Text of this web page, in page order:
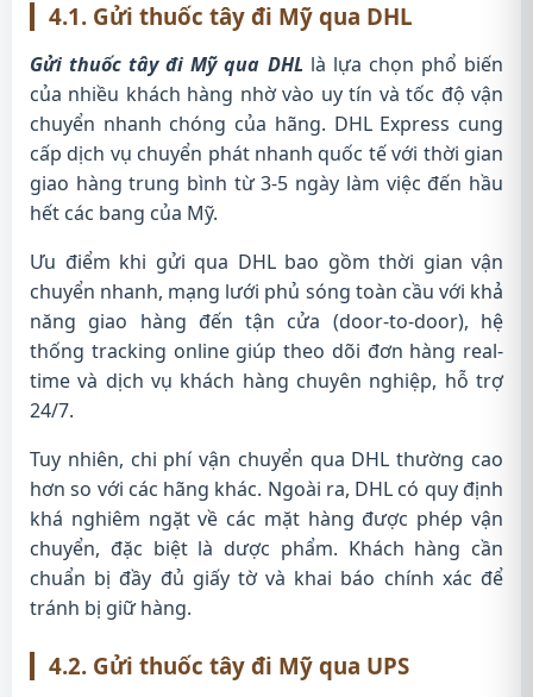
4.1. Gửi thuốc tây đi Mỹ qua DHL
Gửi thuốc tây đi Mỹ qua DHLlà lựa chọn phổ biến
của nhiều khách hàng nhờ vào uy tín và tốc độ vận
chuyển nhanh chóng của hãng. DHL Express cung
cấp dịch vụ chuyển phát nhanh quốc tế với thời gian
giao hàng trung bình từ 3-5 ngày làm việc đến hầu
hết các bang của Mỹ.
Ưu điểm khi gửi qua DHL bao gồm thời gian vận
chuyển nhanh, mạng lưới phủ sóng toàn cầu với khả
năng giao hàng đến tận cửa (door-to-door), hệ
thống tracking online giúp theo dõi đơn hàng real-
time và dịch vụ khách hàng chuyên nghiệp, hỗ trợ
24/7.
Tuy nhiên, chi phí vận chuyển qua DHL thường cao
hơn so với các hãng khác. Ngoài ra, DHL có quy định
khá nghiêm ngặt về các mặt hàng được phép vận
chuyển, đặc biệt là dược phẩm. Khách hàng cần
chuẩn bị đầy đủ giấy tờ và khai báo chính xác để
tránh bị giữ hàng.
4.2. Gửi thuốc tây đi Mỹ qua UPS